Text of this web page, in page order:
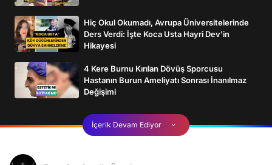
Hiç Okul Okumadı, Avrupa Üniversitelerinde
Ders Verdi: İşte Koca Usta Hayri Dev'in
Hikayesi
4 Kere Burnu Kırılan Dövüş Sporcusu
Hastanın Burun Ameliyatı Sonrası İnanılmaz
Değişimi
İçerik Devam Ediyor